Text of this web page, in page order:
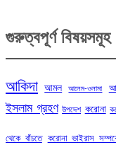
গুরুত্বপূর্ণ বিষয়সমূহ
আকিদা আমল আলেম-ওলামা
ইসলাম গ্রহণ উপদেশ করোনা
থেকে বাঁচতে করোনা ভাইরাস